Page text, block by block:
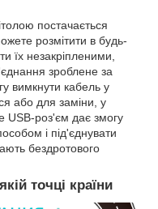
постачається
розмітити в будь-
їх незакріпленими,
зроблене за
вимкнути кабель у
або для заміни, у
USB-роз'єм дає змогу
і під'єднувати
бездротового
точці країни